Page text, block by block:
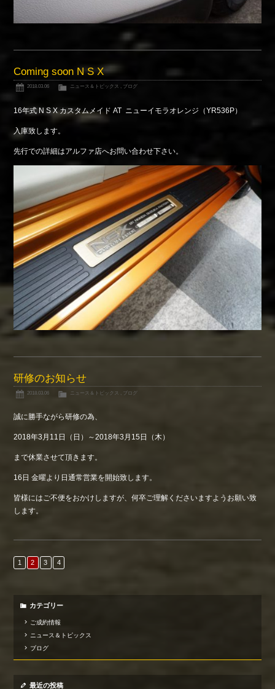
Coming soon N S X
2018.03.06 ニュース＆トピックス , ブログ
16年式 N S X カスタムメイド AT ニューイモラオレンジ（YR536P）
入庫致します。
先行での詳細はアルファ店へお問い合わせ下さい。
研修のお知らせ
2018.03.06 ニュース＆トピックス ブログ
誠に勝手ながら研修の為、
2018年3月11日（日）～2018年3月15日（木）
まで休業させて頂きます。
16日 金曜より日通常営業を開始致します。
皆様にはご不便をおかけしますが、何卒ご理解くださいますようお願い致
します。
1 2 3 4
カテゴリー
ご成約情報
ニュース＆トピックス
ブログ
最近の投稿